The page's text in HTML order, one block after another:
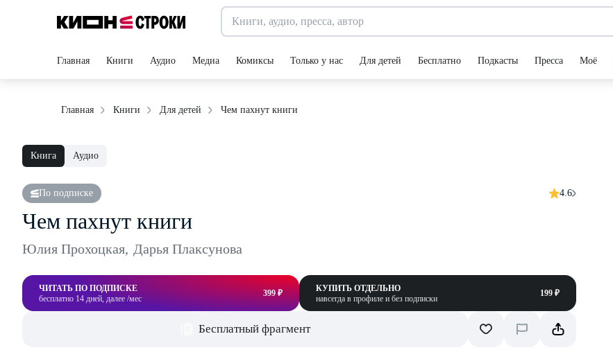
Главная Книги Аудио Медиа Комиксы Только у нас Для детей Бесплатно Подкасты Пресса Моё
Главная Книги Для детей Чем пахнут книги
Книга Аудио
По подписке 4.6
Чем пахнут книги
Юлия Прохоцкая, Дарья Плаксунова
ЧИТАТЬ ПО ПОДПИСКЕ
бесплатно 14 дней, далее /мес
399 ₽
КУПИТЬ ОТДЕЛЬНО
навсегда в профиле и без подписки
199 ₽
Бесплатный фрагмент